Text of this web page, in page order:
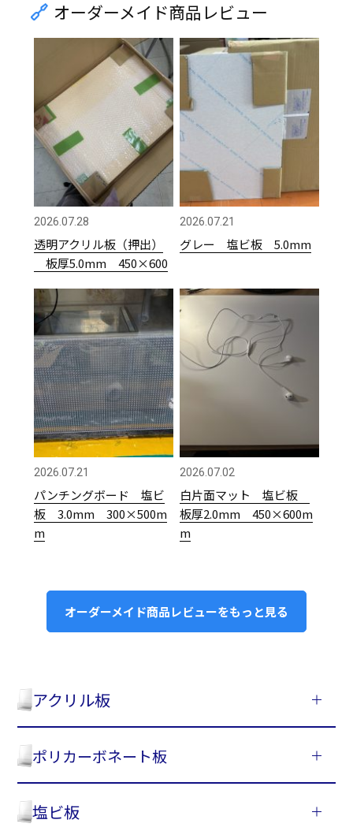
アクリル板
ポリカーボネート板
塩ビ板
オーダーメイド商品レビュー
2026.07.28
透明アクリル板（押出）
板厚5.0mm 450×600
2026.07.21
グレー 塩ビ板 5.0mm
2026.07.21
パンチングボード 塩ビ
板 3.0mm 300×500m
m
2026.07.02
白片面マット 塩ビ板
板厚2.0mm 450×600m
m
オーダーメイド商品レビューをもっと見る